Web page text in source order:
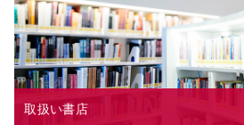
取扱い書店